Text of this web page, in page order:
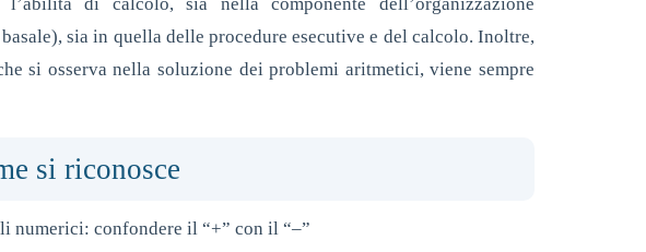
l’abilità di calcolo, sia nella componente dell’organizzazione
sia in quella delle procedure esecutive e del calcolo. Inoltre,
si osserva nella soluzione dei problemi aritmetici, viene sempre
si riconosce
numerici: confondere il “+” con il “–”